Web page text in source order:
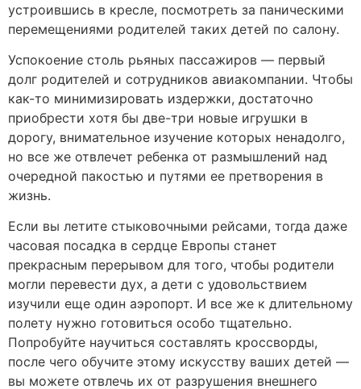
устроившись в кресле, посмотреть за паническими
перемещениями родителей таких детей по салону.
Успокоение столь рьяных пассажиров — первый
долг родителей и сотрудников авиакомпании. Чтобы
как-то минимизировать издержки, достаточно
приобрести хотя бы две-три новые игрушки в
дорогу, внимательное изучение которых ненадолго,
но все же отвлечет ребенка от размышлений над
очередной пакостью и путями ее претворения в
жизнь.
Если вы летите стыковочными рейсами, тогда даже
часовая посадка в сердце Европы станет
прекрасным перерывом для того, чтобы родители
могли перевести дух, а дети с удовольствием
изучили еще один аэропорт. И все же к длительному
полету нужно готовиться особо тщательно.
Попробуйте научиться составлять кроссворды,
после чего обучите этому искусству ваших детей —
вы можете отвлечь их от разрушения внешнего